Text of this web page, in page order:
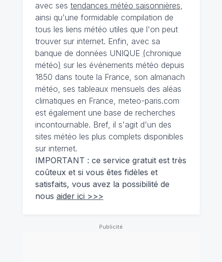
avec ses tendances météo saisonnières,
ainsi qu'une formidable compilation de
tous les liens météo utiles que l'on peut
trouver sur internet. Enfin, avec sa
banque de données UNIQUE (chronique
météo) sur les événements météo depuis
1850 dans toute la France, son almanach
météo, ses tableaux mensuels des aléas
climatiques en France, meteo-paris.com
est également une base de recherches
incontournable. Bref, il s'agit d'un des
sites météo les plus complets disponibles
sur internet.
IMPORTANT : ce service gratuit est très
coûteux et si vous êtes fidèles et
satisfaits, vous avez la possibilité de
nous aider ici >>>